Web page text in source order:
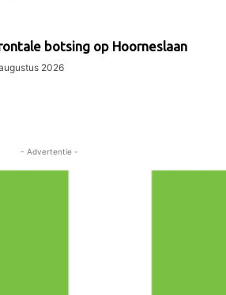
botsing op Hoorneslaan
2026
- Advertentie -